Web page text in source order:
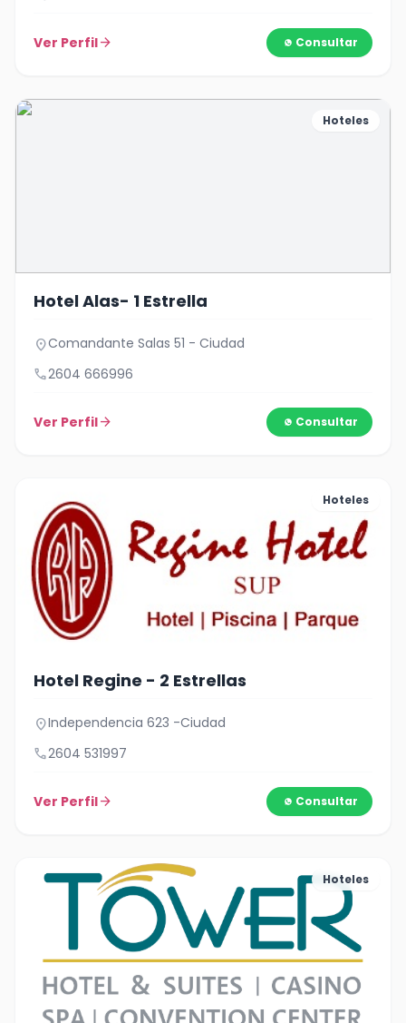
Ver Perfilarrow_forward Consultar
Hoteles
Hotel Alas- 1 Estrella
location_onComandante Salas 51 - Ciudad
call2604 666996
Ver Perfilarrow_forward Consultar
Hoteles
Hotel Regine - 2 Estrellas
location_onIndependencia 623 -Ciudad
call2604 531997
Ver Perfilarrow_forward Consultar
Hoteles